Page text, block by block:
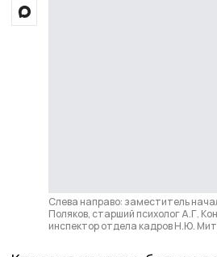
Слева направо: заместитель
Поляков, старший психолог А.Г.
инспектор отдела кадров Н.Ю.